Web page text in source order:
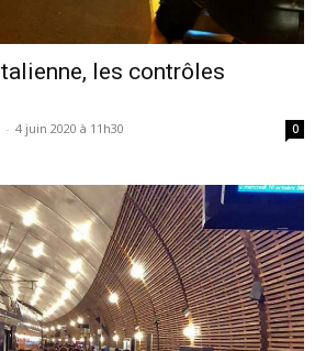
les contrôles
- 4 juin 2020 à 11h30 0